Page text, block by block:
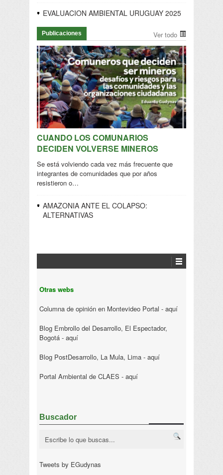
EVALUACION AMBIENTAL URUGUAY 2025
Publicaciones Ver todo
CUANDO LOS COMUNARIOS
DECIDEN VOLVERSE MINEROS
Se está volviendo cada vez más frecuente que
integrantes de comunidades que por años
resistieron o…
AMAZONIA ANTE EL COLAPSO:
ALTERNATIVAS
Otras webs
Columna de opinión en Montevideo Portal - aquí
Blog Embrollo del Desarrollo, El Espectador,
Bogotá - aquí
Blog PostDesarrollo, La Mula, Lima - aquí
Portal Ambiental de CLAES - aquí
Buscador
Tweets by EGudynas